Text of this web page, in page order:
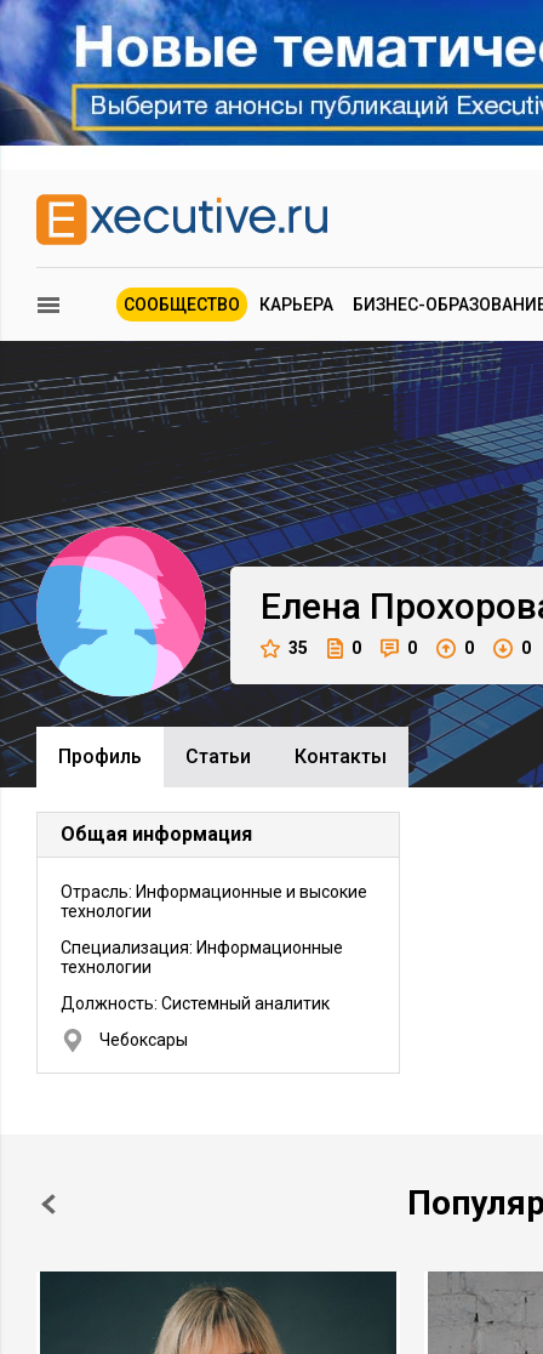
СООБЩЕСТВО КАРЬЕРА БИЗНЕС-
Елена
35 0 0 0 0
Профиль Cтатьи Контакты
Общая информация
Отрасль: Информационные и высокие
технологии
Специализация: Информационные
технологии
Должность: Системный аналитик
Чебоксары